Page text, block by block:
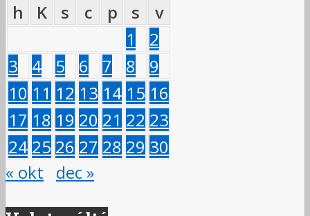
h
K s c p s
v
1
2
3
4 5 6 7 8
9
10 11 12 13 14 15 16
17 18 19 20 21 22 23
24 25 26 27 28 29 30
« okt
dec »